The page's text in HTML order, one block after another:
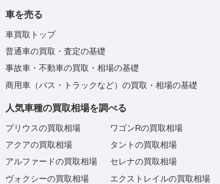
車を売る
車買取トップ
普通車の買取・査定の基礎
事故車・不動車の買取・相場の基礎
商用車（バス・トラックなど）の買取・相場の基礎
人気車種の買取相場を調べる
プリウスの買取相場
アクアの買取相場
アルファードの買取相場
ヴォクシーの買取相場
ワゴンRの買取相場
タントの買取相場
セレナの買取相場
エクストレイルの買取相場